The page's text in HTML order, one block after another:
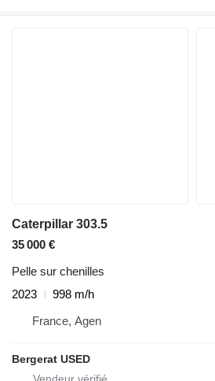
Caterpillar 303.5
35 000 €
Pelle sur chenilles
2023
998 m/h
France, Agen
Bergerat USED